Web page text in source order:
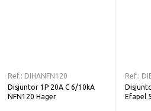
Ref.: DIHANFN120
Disjuntor 1P 20A C 6/10kA
NFN120 Hager
Ref.:
Efapel